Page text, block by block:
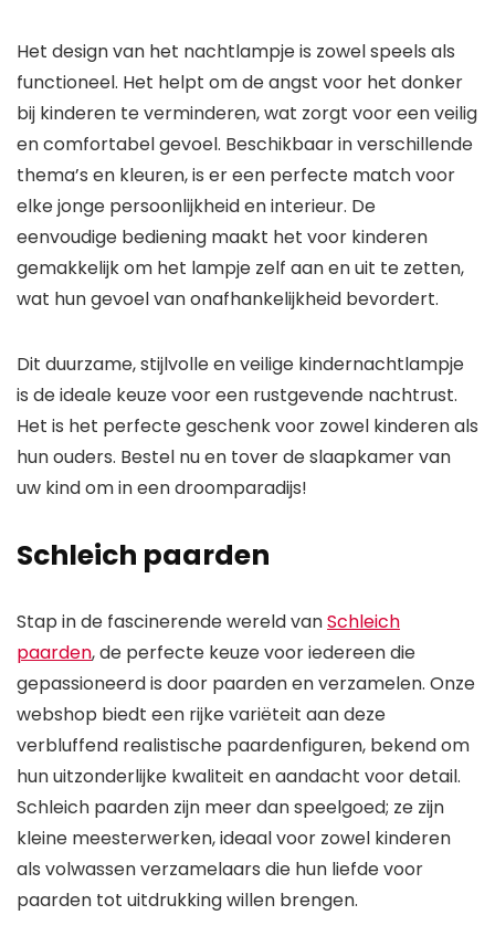
Het design van het nachtlampje is zowel speels als
functioneel. Het helpt om de angst voor het donker
bij kinderen te verminderen, wat zorgt voor een veilig
en comfortabel gevoel. Beschikbaar in verschillende
thema’s en kleuren, is er een perfecte match voor
elke jonge persoonlijkheid en interieur. De
eenvoudige bediening maakt het voor kinderen
gemakkelijk om het lampje zelf aan en uit te zetten,
wat hun gevoel van onafhankelijkheid bevordert.
Dit duurzame, stijlvolle en veilige kindernachtlampje
is de ideale keuze voor een rustgevende nachtrust.
Het is het perfecte geschenk voor zowel kinderen als
hun ouders. Bestel nu en tover de slaapkamer van
uw kind om in een droomparadijs!
Schleich paarden
Stap in de fascinerende wereld vanSchleich
paarden, de perfecte keuze voor iedereen die
gepassioneerd is door paarden en verzamelen. Onze
webshop biedt een rijke variëteit aan deze
verbluffend realistische paardenfiguren, bekend om
hun uitzonderlijke kwaliteit en aandacht voor detail.
Schleich paarden zijn meer dan speelgoed; ze zijn
kleine meesterwerken, ideaal voor zowel kinderen
als volwassen verzamelaars die hun liefde voor
paarden tot uitdrukking willen brengen.